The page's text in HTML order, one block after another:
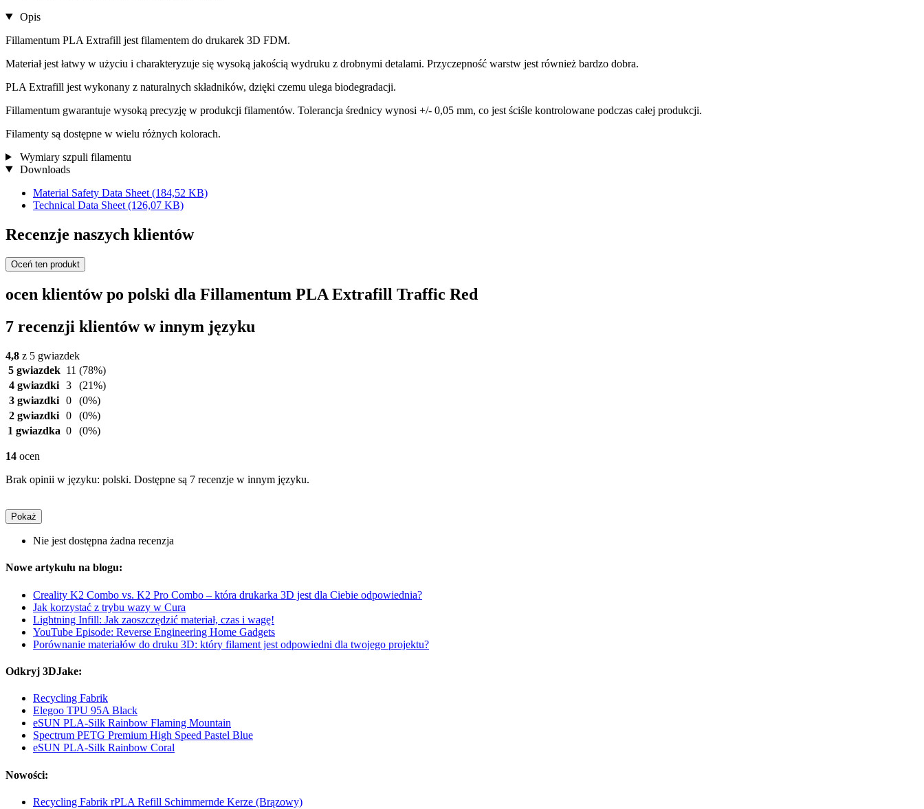
Opis
Fillamentum PLA Extrafill jest filamentem do drukarek 3D FDM.
Materiał jest łatwy w użyciu i charakteryzuje się wysoką jakością wydruku z drobnymi detalami. Przyczepność warstw jest również bardzo dobra.
PLA Extrafill jest wykonany z naturalnych składników, dzięki czemu ulega biodegradacji.
Fillamentum gwarantuje wysoką precyzję w produkcji filamentów. Tolerancja średnicy wynosi +/- 0,05 mm, co jest ściśle kontrolowane podczas całej produkcji.
Filamenty są dostępne w wielu różnych kolorach.
Wymiary szpuli filamentu
Downloads
Material Safety Data Sheet (184,52 KB)
Technical Data Sheet (126,07 KB)
Recenzje naszych klientów
Oceń ten produkt
ocen klientów po polski dla Fillamentum PLA Extrafill Traffic Red
7 recenzji klientów w innym języku
4,8 z 5 gwiazdek
5 gwiazdek 11 (78%)
4 gwiazdki 3
(21%)
3 gwiazdki 0
(0%)
2 gwiazdki 0
(0%)
1 gwiazdka 0 (0%)
14 ocen
Brak opinii w języku: polski. Dostępne są 7 recenzje w innym języku.
Pokaż
Nie jest dostępna żadna recenzja
Nowe artykułu na blogu:
Creality K2 Combo vs. K2 Pro Combo – która drukarka 3D jest dla Ciebie odpowiednia?
Jak korzystać z trybu wazy w Cura
Lightning Infill: Jak zaoszczędzić materiał, czas i wagę!
YouTube Episode: Reverse Engineering Home Gadgets
Porównanie materiałów do druku 3D: który filament jest odpowiedni dla twojego projektu?
Odkryj 3DJake:
Recycling Fabrik
Elegoo TPU 95A Black
eSUN PLA-Silk Rainbow Flaming Mountain
Spectrum PETG Premium High Speed Pastel Blue
eSUN PLA-Silk Rainbow Coral
Nowości:
Recycling Fabrik rPLA Refill Schimmernde Kerze (Brązowy)